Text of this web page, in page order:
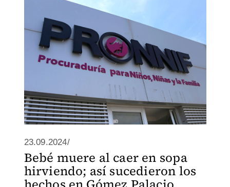
23.09.2024/
Bebé muere al caer en sopa
hirviendo; así sucedieron los